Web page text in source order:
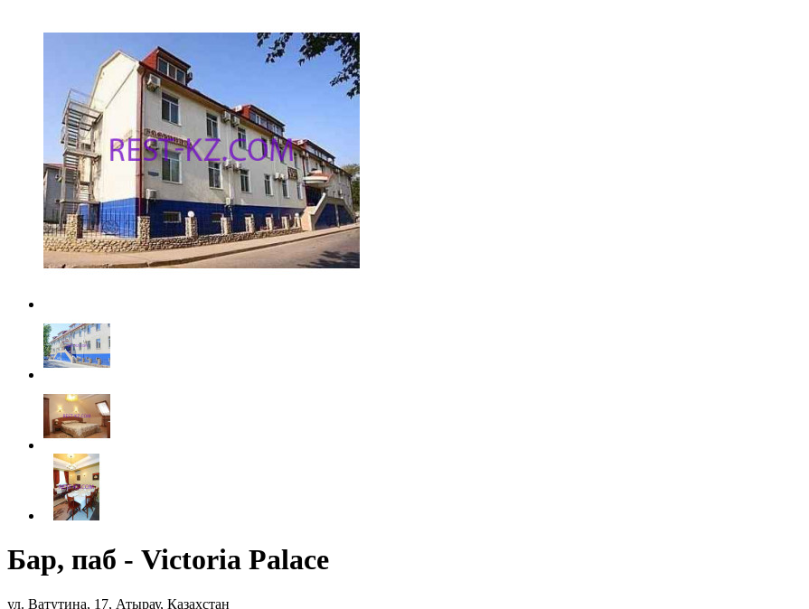
Бар, паб - Victoria Palace
ул. Ватутина, 17, Атырау, Казахстан